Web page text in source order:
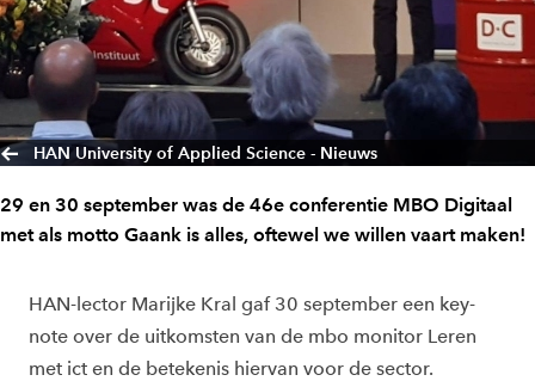
HAN University of Applied Science - Nieuws
29 en 30 september was de 46e conferentie MBO Digitaal
met als motto Gaank is alles, oftewel we willen vaart maken!
HAN-lector Marijke Kral gaf 30 september een key-
note over de uitkomsten van de mbo monitor Leren
met ict en de betekenis hiervan voor de sector.